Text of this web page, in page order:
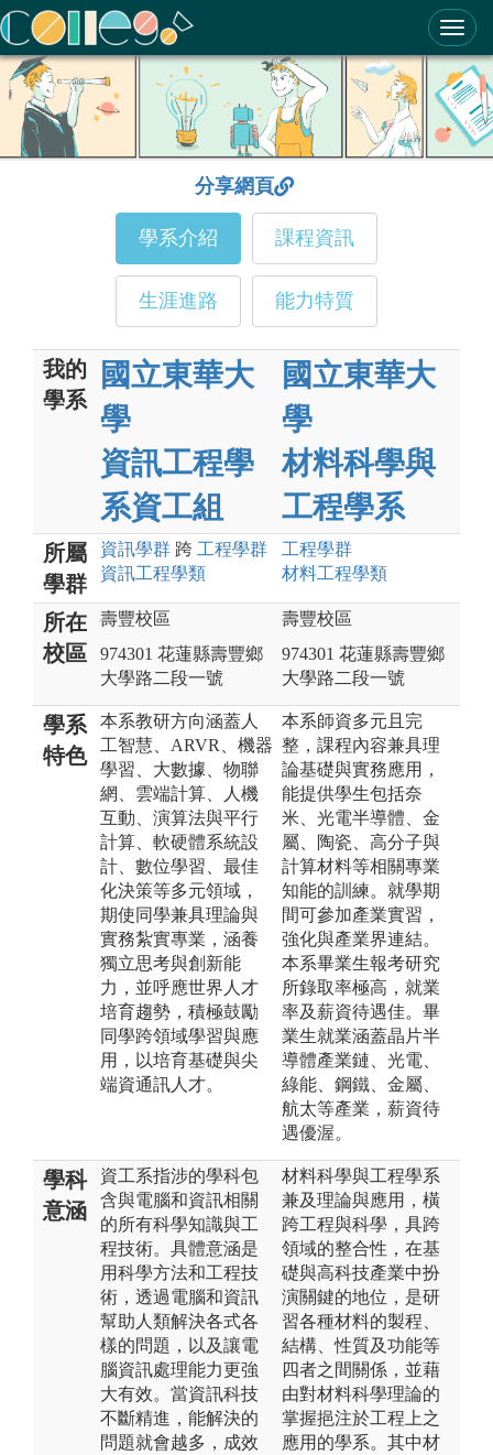
ColleGo! 大學選才與高中育才輔助系統
分享網頁
學系介紹 課程資訊
生涯進路 能力特質
我的
學系
國立東華大
學
資訊工程學
系資工組
國立東華大
學
材料科學與
工程學系
所屬
學群
資訊學群 跨 工程學群
資訊工程學類
工程學群
材料工程學類
所在
校區
壽豐校區
974301 花蓮縣壽豐鄉
大學路二段一號
壽豐校區
974301 花蓮縣壽豐鄉
大學路二段一號
學系
特色
本系教研方向涵蓋人
工智慧、ARVR、機器
學習、大數據、物聯
網、雲端計算、人機
互動、演算法與平行
計算、軟硬體系統設
計、數位學習、最佳
化決策等多元領域，
期使同學兼具理論與
實務紮實專業，涵養
獨立思考與創新能
力，並呼應世界人才
培育趨勢，積極鼓勵
同學跨領域學習與應
用，以培育基礎與尖
端資通訊人才。
本系師資多元且完
整，課程內容兼具理
論基礎與實務應用，
能提供學生包括奈
米、光電半導體、金
屬、陶瓷、高分子與
計算材料等相關專業
知能的訓練。就學期
間可參加產業實習，
強化與產業界連結。
本系畢業生報考研究
所錄取率極高，就業
率及薪資待遇佳。畢
業生就業涵蓋晶片半
導體產業鏈、光電、
綠能、鋼鐵、金屬、
航太等產業，薪資待
遇優渥。
學科
意涵
資工系指涉的學科包
含與電腦和資訊相關
的所有科學知識與工
程技術。具體意涵是
用科學方法和工程技
術，透過電腦和資訊
幫助人類解決各式各
樣的問題，以及讓電
腦資訊處理能力更強
大有效。當資訊科技
不斷精進，能解決的
問題就會越多，成效
材料科學與工程學系
兼及理論與應用，橫
跨工程與科學，具跨
領域的整合性，在基
礎與高科技產業中扮
演關鍵的地位，是研
習各種材料的製程、
結構、性質及功能等
四者之間關係，並藉
由對材料科學理論的
掌握挹注於工程上之
應用的學系。其中材